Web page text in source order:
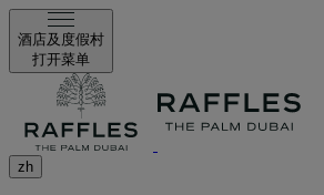
酒店及度假村
打开菜单
zh